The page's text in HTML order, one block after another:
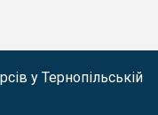
у Тернопільській